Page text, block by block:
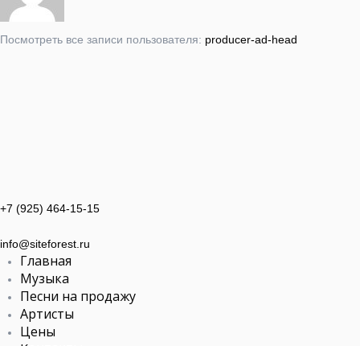
Посмотреть все записи пользователя: producer-ad-head
+7 (925) 464-15-15
info@siteforest.ru
Главная
Музыка
Песни на продажу
Артисты
Цены